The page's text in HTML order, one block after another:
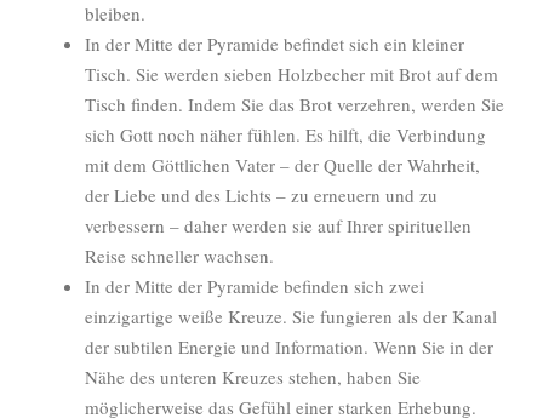
bleiben.
In der Mitte der Pyramide befindet sich ein kleiner
Tisch. Sie werden sieben Holzbecher mit Brot auf dem
Tisch finden. Indem Sie das Brot verzehren, werden Sie
sich Gott noch näher fühlen. Es hilft, die Verbindung
mit dem Göttlichen Vater – der Quelle der Wahrheit,
der Liebe und des Lichts – zu erneuern und zu
verbessern – daher werden sie auf Ihrer spirituellen
Reise schneller wachsen.
In der Mitte der Pyramide befinden sich zwei
einzigartige weiße Kreuze. Sie fungieren als der Kanal
der subtilen Energie und Information. Wenn Sie in der
Nähe des unteren Kreuzes stehen, haben Sie
möglicherweise das Gefühl einer starken Erhebung.